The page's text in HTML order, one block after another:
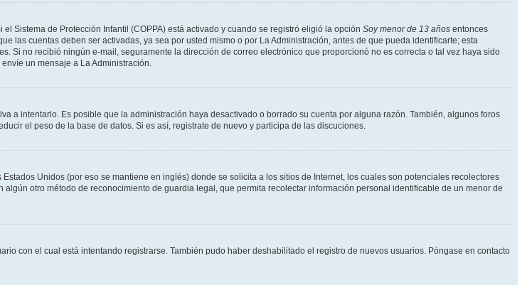
Sistema de Protección Infantil (COPPA) está activado y cuando se registró eligió la opción Soy menor de 13 años entonces
las cuentas deben ser activadas, ya sea por usted mismo o por La Administración, antes de que pueda identificarte; esta
Si no recibió ningún e-mail, seguramente la dirección de correo electrónico que proporcionó no es correcta o tal vez haya sido
un mensaje a La Administración.
a intentarlo. Es posible que la administración haya desactivado o borrado su cuenta por alguna razón. También, algunos foros
el peso de la base de datos. Si es así, registrate de nuevo y participa de las discuciones.
Unidos (por eso se mantiene en inglés) donde se solicita a los sitios de Internet, los cuales son potenciales recolectores
otro método de reconocimiento de guardia legal, que permita recolectar información personal identificable de un menor de
con el cual está intentando registrarse. También pudo haber deshabilitado el registro de nuevos usuarios. Póngase en contacto